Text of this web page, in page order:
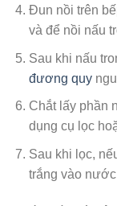
Đun nồi trên
và để nồi nấu
Sau khi nấu
đương quy
Chắt lấy phần
dụng cụ lọc
Sau khi lọc,
trắng vào